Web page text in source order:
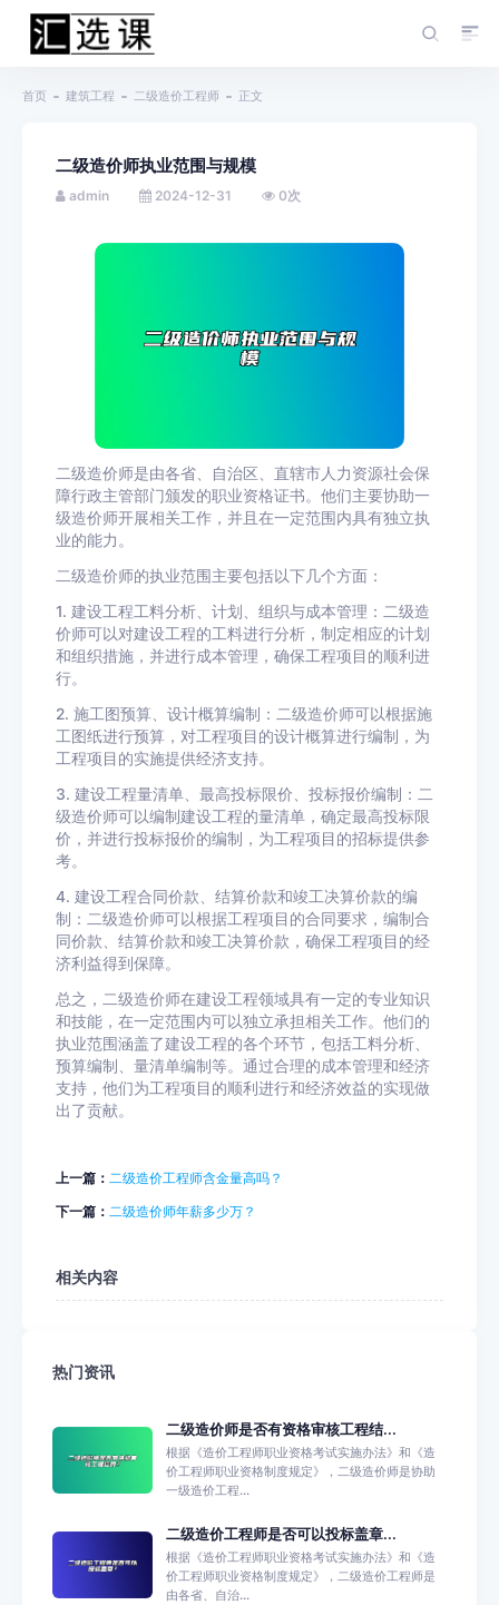
首页 建筑工程 二级造价工程师 正文
二级造价师执业范围与规模
admin 2024-12-31 0次
二级造价师是由各省、自治区、直辖市人力资源社会保
障行政主管部门颁发的职业资格证书。他们主要协助一
级造价师开展相关工作，并且在一定范围内具有独立执
业的能力。
二级造价师的执业范围主要包括以下几个方面：
1. 建设工程工料分析、计划、组织与成本管理：二级造
价师可以对建设工程的工料进行分析，制定相应的计划
和组织措施，并进行成本管理，确保工程项目的顺利进
行。
2. 施工图预算、设计概算编制：二级造价师可以根据施
工图纸进行预算，对工程项目的设计概算进行编制，为
工程项目的实施提供经济支持。
3. 建设工程量清单、最高投标限价、投标报价编制：二
级造价师可以编制建设工程的量清单，确定最高投标限
价，并进行投标报价的编制，为工程项目的招标提供参
考。
4. 建设工程合同价款、结算价款和竣工决算价款的编
制：二级造价师可以根据工程项目的合同要求，编制合
同价款、结算价款和竣工决算价款，确保工程项目的经
济利益得到保障。
总之，二级造价师在建设工程领域具有一定的专业知识
和技能，在一定范围内可以独立承担相关工作。他们的
执业范围涵盖了建设工程的各个环节，包括工料分析、
预算编制、量清单编制等。通过合理的成本管理和经济
支持，他们为工程项目的顺利进行和经济效益的实现做
出了贡献。
上一篇： 二级造价工程师含金量高吗？
下一篇： 二级造价师年薪多少万？
相关内容
热门资讯
二级造价师是否有资格审核工程结...
根据《造价工程师职业资格考试实施办法》和《造
价工程师职业资格制度规定》，二级造价师是协助
一级造价工程...
二级造价工程师是否可以投标盖章...
根据《造价工程师职业资格考试实施办法》和《造
价工程师职业资格制度规定》，二级造价工程师是
由各省、自治...